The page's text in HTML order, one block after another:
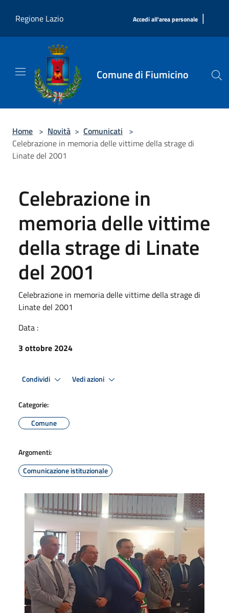
Regione Lazio
Accedi all'area personale |
Comune di Fiumicino
Home > Novità > Comunicati >
Celebrazione in memoria delle vittime della strage di
Linate del 2001
Celebrazione in
memoria delle vittime
della strage di Linate
del 2001
Celebrazione in memoria delle vittime della strage di
Linate del 2001
Data :
3 ottobre 2024
Condividi Vedi azioni
Categorie:
Comune
Argomenti:
Comunicazione istituzionale